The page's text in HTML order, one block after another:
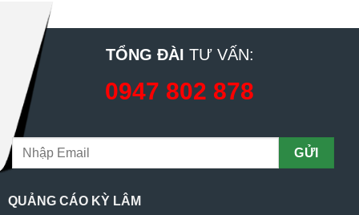
TỔNG ĐÀI TƯ VẤN:
0947 802 878
QUẢNG CÁO KỲ LÂM